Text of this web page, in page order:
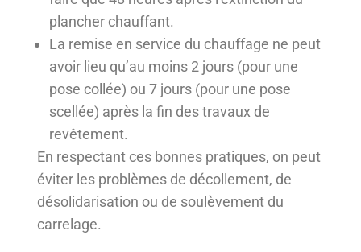
plancher chauffant.
La remise en service du chauffage ne peut
avoir lieu qu’au moins 2 jours (pour une
pose collée) ou 7 jours (pour une pose
scellée) après la fin des travaux de
revêtement.
En respectant ces bonnes pratiques, on peut
éviter les problèmes de décollement, de
désolidarisation ou de soulèvement du
carrelage.